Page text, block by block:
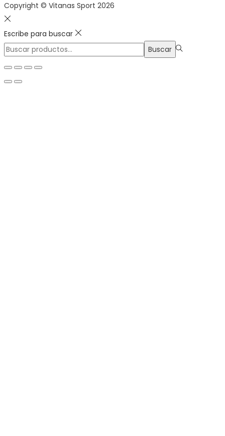
Copyright © Vitanas Sport 2026
Escribe para buscar
Búsqueda
Buscar